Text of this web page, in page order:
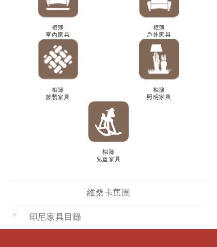
相簿
室內家具
相簿
戶外家具
相簿
藤製家具
相簿
照明家具
相簿
兒童家具
維桑卡集團
印尼家具目錄